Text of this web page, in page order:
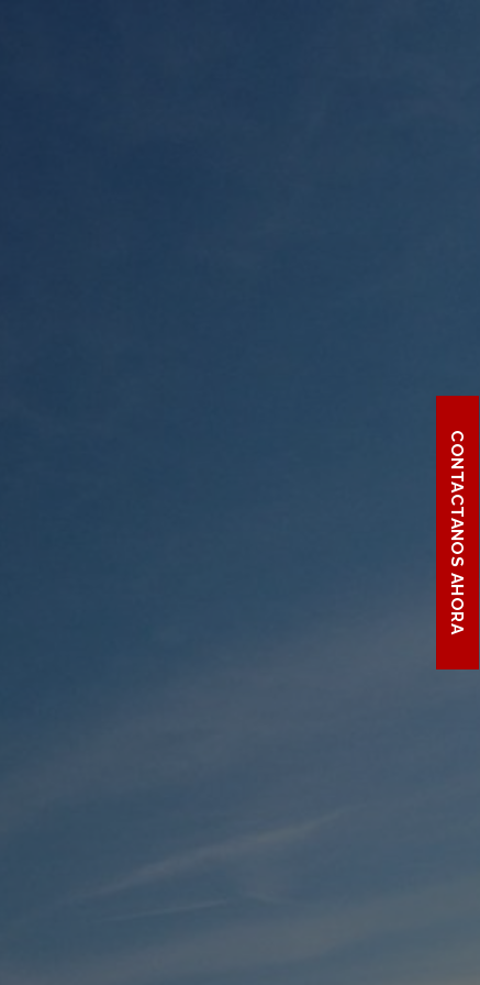
CONTACTANOS AHORA